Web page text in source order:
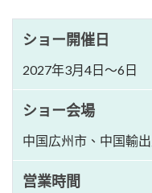
ショー開催日
2027年3月4日～6日
ショー会場
中国広州市、中国輸
営業時間